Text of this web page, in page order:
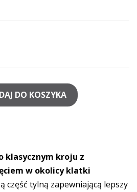
DO KOSZYKA
klasycznym kroju z
w okolicy klatki
część tylną zapewniającą lepszy